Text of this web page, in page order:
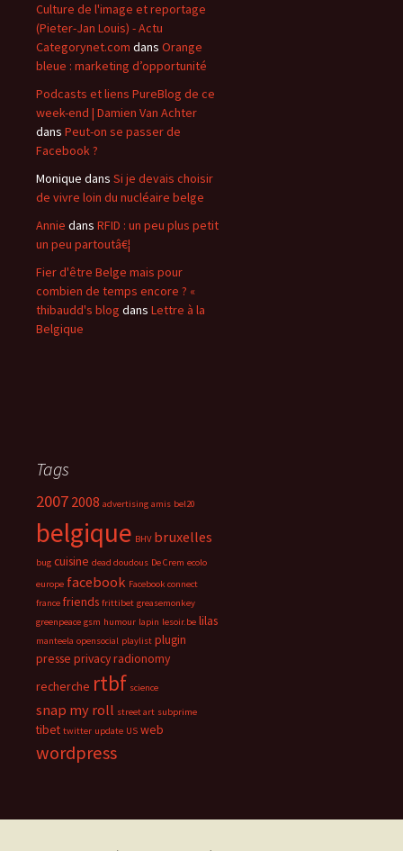
Culture de l'image et reportage
(Pieter-Jan Louis) - Actu
Categorynet.com dans Orange
bleue : marketing d’opportunité
Podcasts et liens PureBlog de ce
week-end | Damien Van Achter
dans Peut-on se passer de
Facebook ?
Monique dans Si je devais choisir
de vivre loin du nucléaire belge
Annie dans RFID : un peu plus petit
un peu partoutâ€¦
Fier d'être Belge mais pour
combien de temps encore ? «
thibaudd's blog dans Lettre à la
Belgique
Tags
2007 2008 advertising amis bel20
belgique BHV bruxelles
bug cuisine dead doudous De Crem ecolo
europe facebook Facebook connect
france friends frittibet greasemonkey
greenpeace gsm humour lapin lesoir.be lilas
manteela opensocial playlist plugin
presse privacyradionomy
recherche rtbf science
snap my roll street art subprime
tibet twitter update US web
wordpress